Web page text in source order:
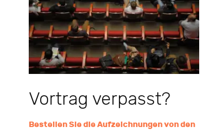
Vortrag verpasst?
Bestellen Sie die Aufzeichnungen von den